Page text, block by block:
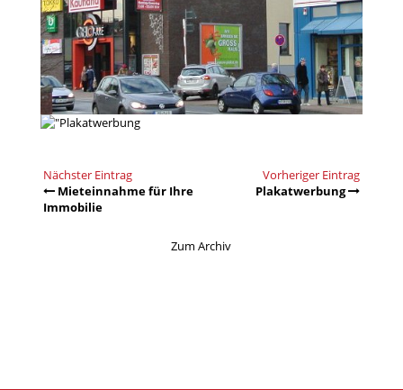
Nächster Eintrag
Mieteinnahme für Ihre
Immobilie
Vorheriger Eintrag
Plakatwerbung
Zum Archiv